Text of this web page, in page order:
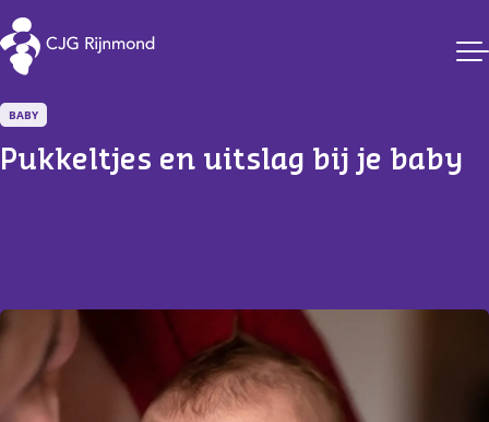
CJG Rijnmond
BABY
Pukkeltjes en uitslag bij je baby